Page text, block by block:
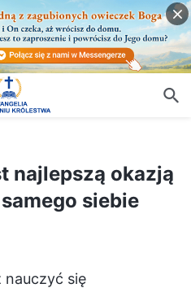
najlepszą okazją
siebie
nauczyć się